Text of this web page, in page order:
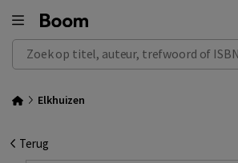
Zoek op titel, auteur, trefwoord of ISBN
Elkhuizen
Terug